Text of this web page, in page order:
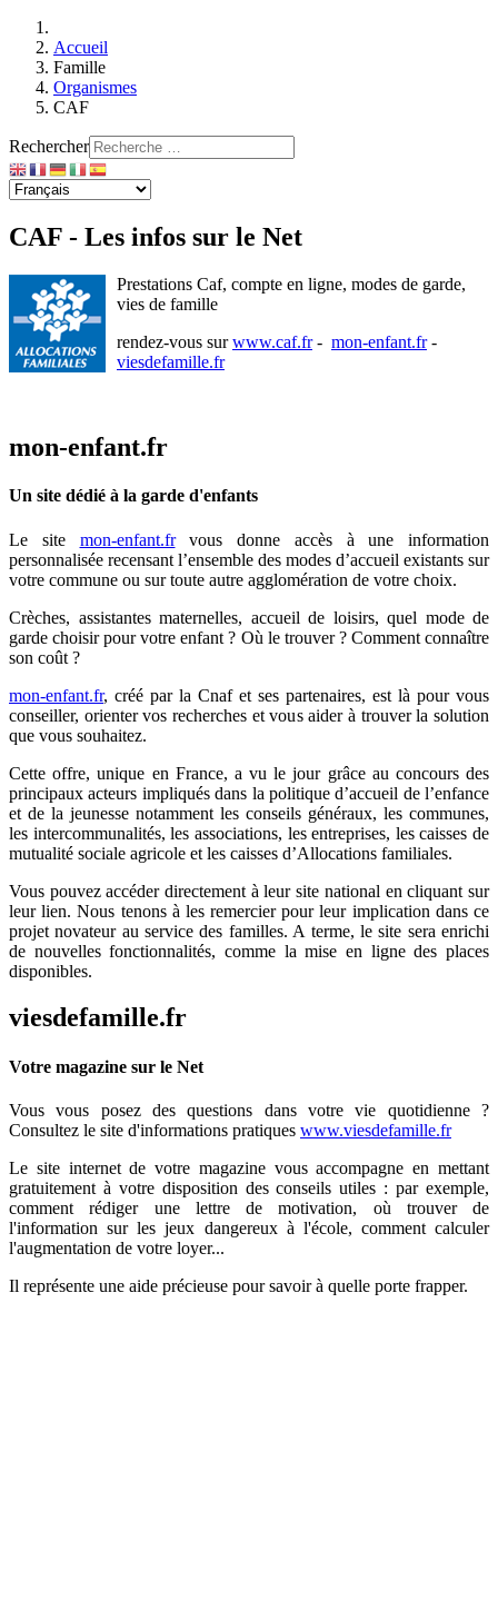
Accueil
Famille
Organismes
CAF
Rechercher
CAF - Les infos sur le Net
Prestations Caf, compte en ligne, modes de garde,
vies de famille
rendez-vous surwww.caf.fr- mon-enfant.fr-
viesdefamille.fr
mon-enfant.fr
Un site dédié à la garde d'enfants
Le site mon-enfant.frvous donne accès à une information
personnalisée recensant l’ensemble des modes d’accueil existants sur
votre commune ou sur toute autre agglomération de votre choix.
Crèches, assistantes maternelles, accueil de loisirs, quel mode de
garde choisir pour votre enfant ? Où le trouver ? Comment connaître
son coût ?
mon-enfant.fr, créé par la Cnaf et ses partenaires, est là pour vous
conseiller, orienter vos recherches et vous aider à trouver la solution
que vous souhaitez.
Cette offre, unique en France, a vu le jour grâce au concours des
principaux acteurs impliqués dans la politique d’accueil de l’enfance
et de la jeunesse notamment les conseils généraux, les communes,
les intercommunalités, les associations, les entreprises, les caisses de
mutualité sociale agricole et les caisses d’Allocations familiales.
Vous pouvez accéder directement à leur site national en cliquant sur
leur lien. Nous tenons à les remercier pour leur implication dans ce
projet novateur au service des familles. A terme, le site sera enrichi
de nouvelles fonctionnalités, comme la mise en ligne des places
disponibles.
viesdefamille.fr
Votre magazine sur le Net
Vous vous posez des questions dans votre vie quotidienne ?
Consultez le site d'informations pratiques www.viesdefamille.fr
Le site internet de votre magazine vous accompagne en mettant
gratuitement à votre disposition des conseils utiles : par exemple,
comment rédiger une lettre de motivation, où trouver de
l'information sur les jeux dangereux à l'école, comment calculer
l'augmentation de votre loyer...
Il représente une aide précieuse pour savoir à quelle porte frapper.